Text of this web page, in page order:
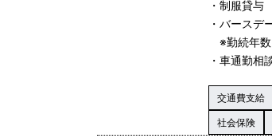
・制服貸与
・バースデ
※勤続年数
・車通勤相
交通費支給
社会保険